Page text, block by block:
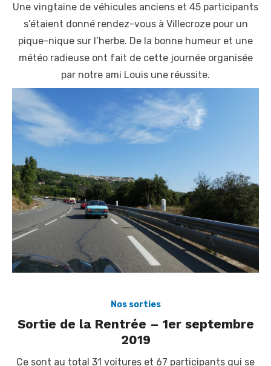
Une vingtaine de véhicules anciens et 45 participants
s’étaient donné rendez-vous à Villecroze pour un
pique-nique sur l’herbe. De la bonne humeur et une
météo radieuse ont fait de cette journée organisée
par notre ami Louis une réussite.
Nos sorties
Sortie de la Rentrée – 1er septembre
2019
Ce sont au total 31 voitures et 67 participants qui se